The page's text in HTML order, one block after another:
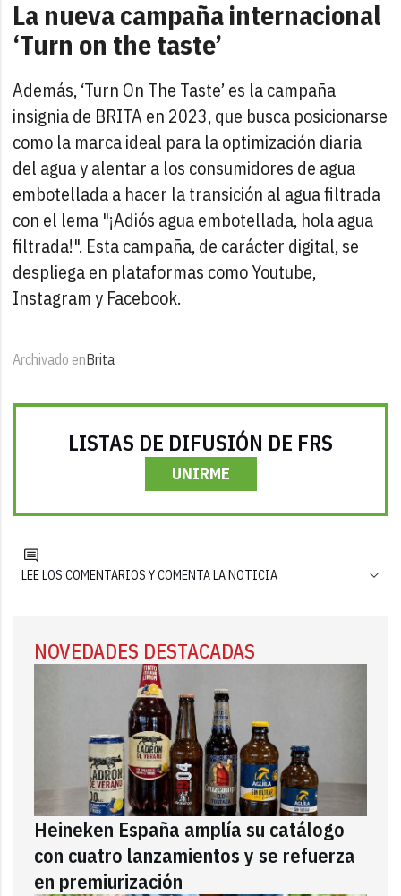
La nueva campaña internacional
‘Turn on the taste’
Además, ‘Turn On The Taste’ es la campaña
insignia de BRITA en 2023, que busca posicionarse
como la marca ideal para la optimización diaria
del agua y alentar a los consumidores de agua
embotellada a hacer la transición al agua filtrada
con el lema "¡Adiós agua embotellada, hola agua
filtrada!". Esta campaña, de carácter digital, se
despliega en plataformas como Youtube,
Instagram y Facebook.
Archivado enBrita
LISTAS DE DIFUSIÓN DE FRS
UNIRME
LEE LOS COMENTARIOS Y COMENTA LA NOTICIA
NOVEDADES DESTACADAS
Heineken España amplía su catálogo
con cuatro lanzamientos y se refuerza
en premiurización